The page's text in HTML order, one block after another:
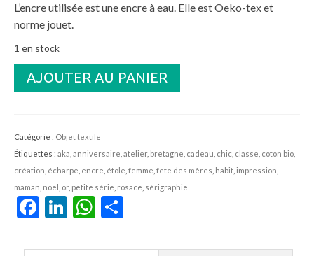
L’encre utilisée est une encre à eau. Elle est Oeko-tex et
norme jouet.
1 en stock
quantité
écharpe
bio
Rosace
AJOUTER AU PANIER
Catégorie : Objet textile
Étiquettes : aka anniversaire atelier, bretagne cadeau chic classe coton bio
création écharpe encre étole femme fete des mères habit impression
maman noel or, petite série rosace sérigraphie
Facebook
LinkedIn
WhatsApp